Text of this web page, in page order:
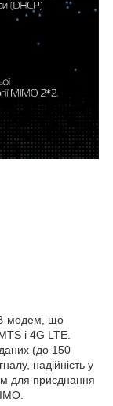
модем, що
і 4G LTE.
(до 150
надійність у
для приєднання